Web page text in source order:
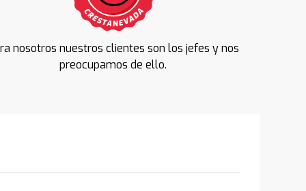
nosotros nuestros clientes son los jefes y nos
preocupamos de ello.